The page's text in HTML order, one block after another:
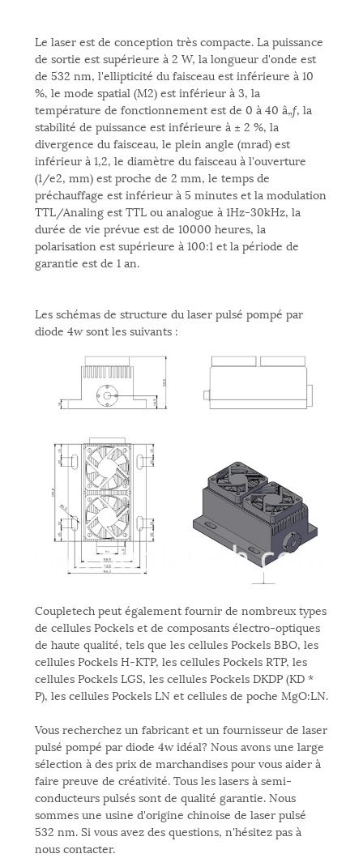
Le laser est de conception très compacte. La puissance
de sortie est supérieure à 2 W, la longueur d'onde est
de 532 nm, l'ellipticité du faisceau est inférieure à 10
%, le mode spatial (M2) est inférieur à 3, la
température de fonctionnement est de 0 à 40 â„ƒ, la
stabilité de puissance est inférieure à ± 2 %, la
divergence du faisceau, le plein angle (mrad) est
inférieur à 1,2, le diamètre du faisceau à l'ouverture
(1/e2, mm) est proche de 2 mm, le temps de
préchauffage est inférieur à 5 minutes et la modulation
TTL/Analing est TTL ou analogue à 1Hz-30kHz, la
durée de vie prévue est de 10000 heures, la
polarisation est supérieure à 100:1 et la période de
garantie est de 1 an.
Les schémas de structure du laser pulsé pompé par
diode 4w sont les suivants :
Coupletech peut également fournir de nombreux types
de cellules Pockels et de composants électro-optiques
de haute qualité, tels que les cellules Pockels BBO, les
cellules Pockels H-KTP, les cellules Pockels RTP, les
cellules Pockels LGS, les cellules Pockels DKDP (KD *
P), les cellules Pockels LN et cellules de poche MgO:LN.
Vous recherchez un fabricant et un fournisseur de laser
pulsé pompé par diode 4w idéal? Nous avons une large
sélection à des prix de marchandises pour vous aider à
faire preuve de créativité. Tous les lasers à semi-
conducteurs pulsés sont de qualité garantie. Nous
sommes une usine d'origine chinoise de laser pulsé
532 nm. Si vous avez des questions, n'hésitez pas à
nous contacter.